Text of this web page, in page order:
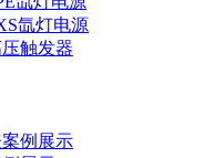
氙灯电源
触发器
例展示